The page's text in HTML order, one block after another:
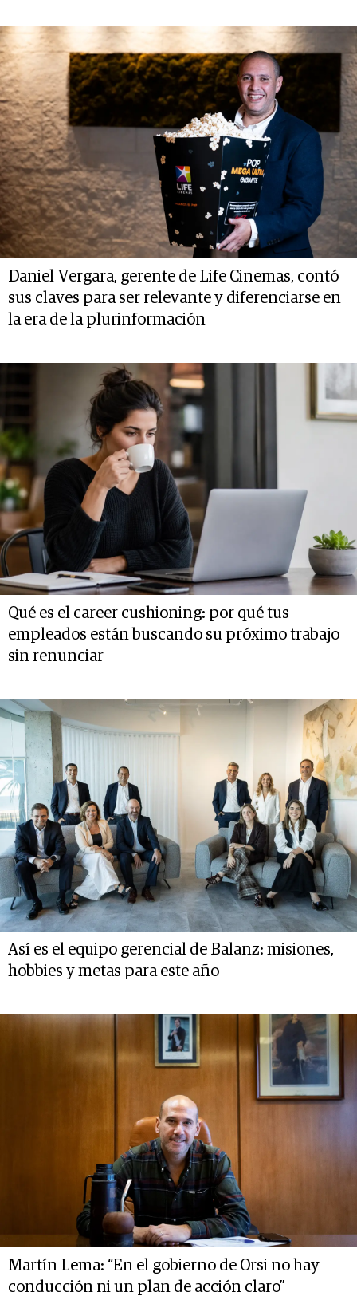
Daniel Vergara, gerente de Life Cinemas, contó
sus claves para ser relevante y diferenciarse en
la era de la plurinformación
Qué es el career cushioning: por qué tus
empleados están buscando su próximo trabajo
sin renunciar
Así es el equipo gerencial de Balanz: misiones,
hobbies y metas para este año
Martín Lema: “En el gobierno de Orsi no hay
conducción ni un plan de acción claro”